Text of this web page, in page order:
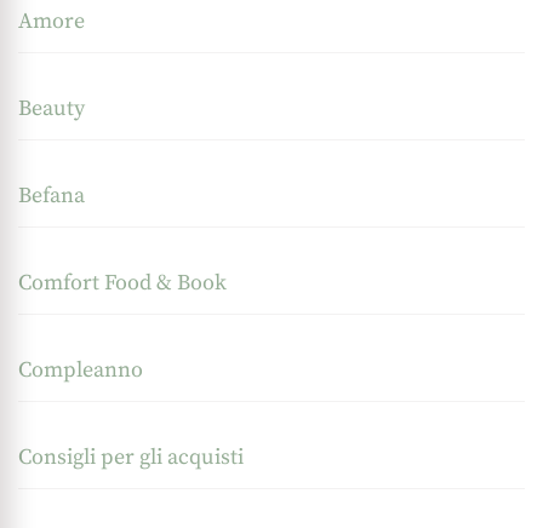
Amore
Beauty
Befana
Comfort Food & Book
Compleanno
Consigli per gli acquisti